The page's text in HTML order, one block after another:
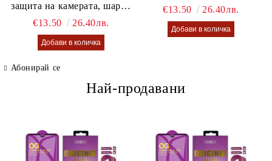
защита на камерата, шарен
калъф Lusi case
€13.50 26.40лв.
€13.50
26.40лв.
Абонирай се
Най-продавани